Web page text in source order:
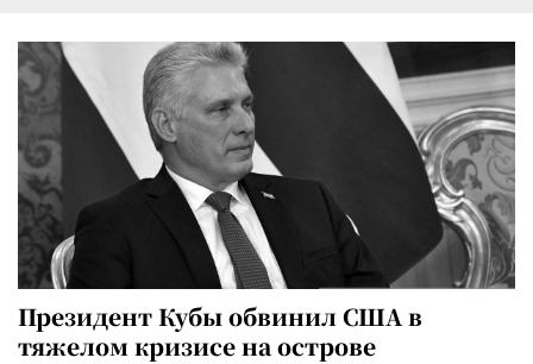
Президент Кубы обвинил США в
тяжелом кризисе на острове